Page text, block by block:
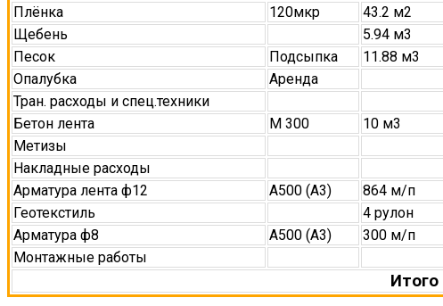
Плёнка
120мкр 43.2 м2
Щебень
5.94 м3
Песок
Подсыпка 11.88 м3
Опалубка
Аренда
Тран. расходы и спец.техники
Бетон лента
М 300 10 м3
Метизы
Накладные расходы
Арматура лента ф12
А500 (А3) 864 м/п
Геотекстиль
4 рулон
Арматура ф8
А500 (А3) 300 м/п
Монтажные работы
Итого